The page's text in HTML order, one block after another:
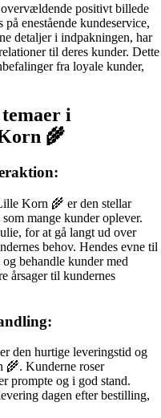
overvældende positivt billede
enestående kundeservice,
detaljer i indpakningen, har
til deres kunder. Dette
fra loyale kunder,
i
🌾
Korn 🌾 er den stellar
mange kunder oplever.
for at gå langt ud over
behov. Hendes evne til
behandle kunder med
årsager til kundernes
den hurtige leveringstid og
🌾. Kunderne roser
prompte og i god stand.
dagen efter bestilling,